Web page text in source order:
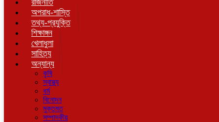
রাজনীতি
অপরাধ-শাস্তি
তথ্য-প্রযুক্তি
শিক্ষাঙ্গন
খেলাধুলা
সাহিত্য
অন্যান্য
কৃষি
স্বাস্থ্য
ধর্ম
বিনোদন
মুক্তমত
সম্পাদকীয়